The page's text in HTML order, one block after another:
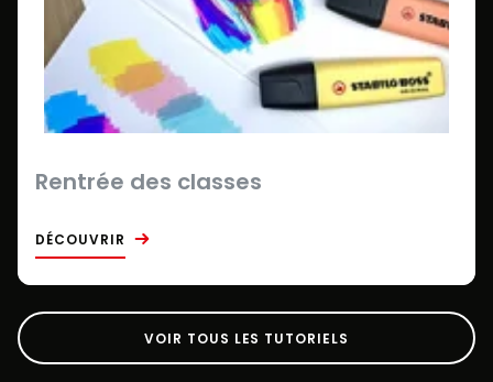
Rentrée des classes
DÉCOUVRIR
VOIR TOUS LES TUTORIELS